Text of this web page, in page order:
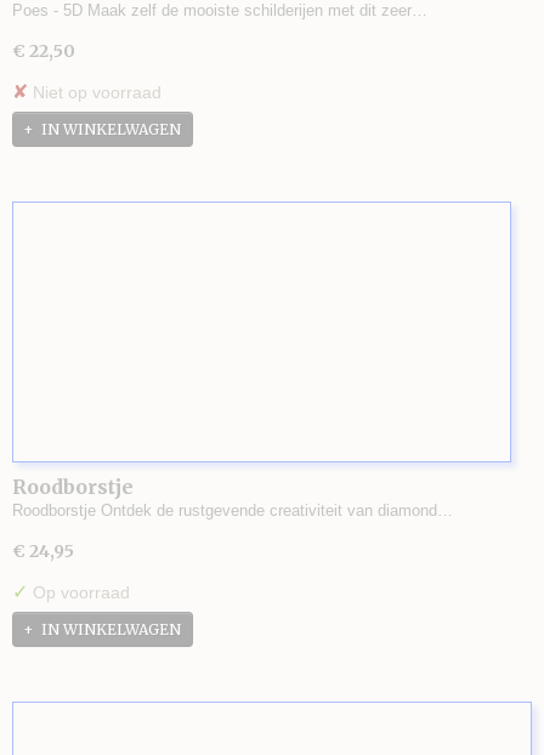
Poes - 5D Maak zelf de mooiste schilderijen met dit zeer…
€ 22,50
✘ Niet op voorraad
IN WINKELWAGEN
Roodborstje
Roodborstje Ontdek de rustgevende creativiteit van diamond…
€ 24,95
✓ Op voorraad
IN WINKELWAGEN